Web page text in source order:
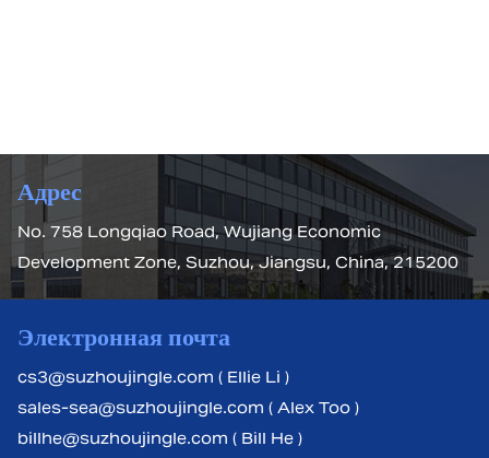
Адрес
No. 758 Longqiao Road, Wujiang Economic
Development Zone, Suzhou, Jiangsu, China, 215200
Электронная почта
cs3@suzhoujingle.com ( Ellie Li )
sales-sea@suzhoujingle.com ( Alex Too )
billhe@suzhoujingle.com ( Bill He )